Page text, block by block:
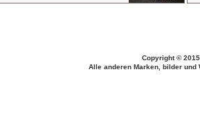
Copyright ©
Alle anderen Marken, bilder und